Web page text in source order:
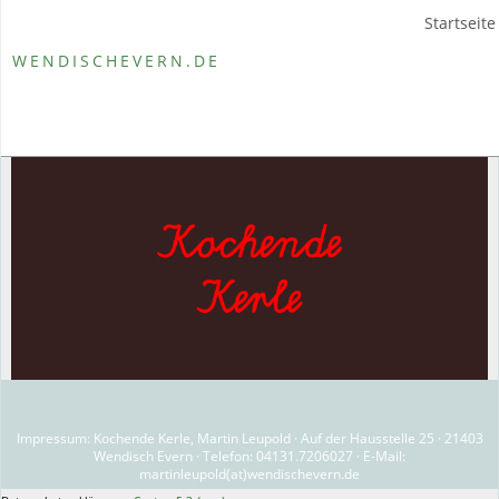
Startseite
WENDISCHEVERN.DE
Impressum: Kochende Kerle, Martin Leupold · Auf der Hausstelle 25 · 21403
Wendisch Evern · Telefon: 04131.7206027 · E-Mail:
martinleupold(at)wendischevern.de